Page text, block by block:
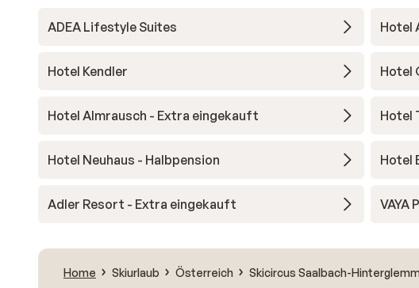
ADEA Lifestyle Suites Hotel
Hotel Kendler Hotel
Hotel Almrausch - Extra eingekauft Hotel
Hotel Neuhaus - Halbpension Hotel
Adler Resort - Extra eingekauft VAYA
Home Skiurlaub Österreich Skicircus Saalbach-